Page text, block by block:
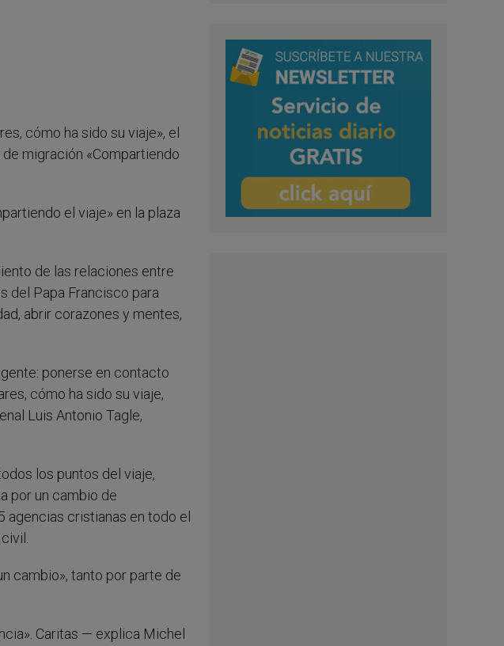
cómo ha sido su viaje», el
migración «Compartiendo
el viaje» en la plaza
de las relaciones entre
del Papa Francisco para
abrir corazones y mentes,
ponerse en contacto
cómo ha sido su viaje,
Luis Antonio Tagle,
los puntos del viaje,
por un cambio de
agencias cristianas en todo el
cambio», tanto por parte de
Caritas — explica Michel